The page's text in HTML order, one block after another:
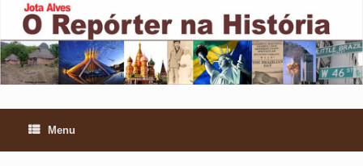
content
Menu